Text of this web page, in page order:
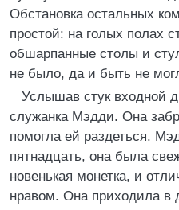
Обстановка остальных
простой: на голых полах
обшарпанные столы и
не было, да и быть не
Услышав стук входной
служанка Мэдди. Она
помогла ей раздеться.
пятнадцать, она была
новенькая монетка, и
нравом. Она приходила в